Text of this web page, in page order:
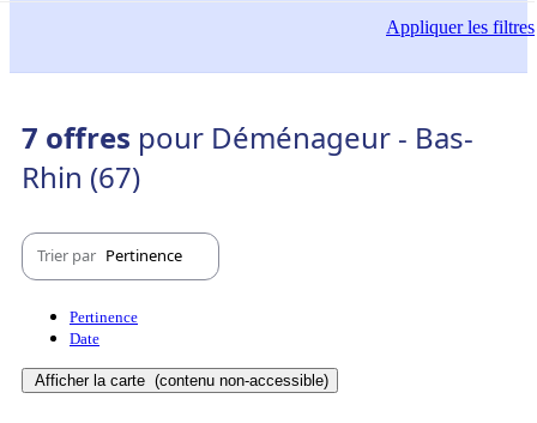
Appliquerles filtres
7 offres pour Déménageur - Bas-
Rhin (67)
Trier par Pertinence
Pertinence
Date
Afficher la carte (contenu non-accessible)